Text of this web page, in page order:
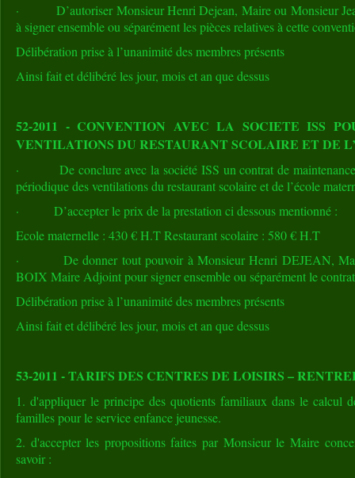
· D’autoriser Monsieur Henri Dejean, Maire ou Monsieur
à signer ensemble ou séparément les pièces relatives à cette
Délibération prise à l’unanimité des membres présents
Ainsi fait et délibéré les jour, mois et an que dessus
52-2011 - CONVENTION AVEC LA SOCIETE ISS
VENTILATIONS DU RESTAURANT SCOLAIRE ET DE
· De conclure avec la société ISS un contrat de maintenance
périodique des ventilations du restaurant scolaire et de l’école
· D’accepter le prix de la prestation ci dessous mentionné :
Ecole maternelle : 430 € H.T Restaurant scolaire : 580 € H.T
· De donner tout pouvoir à Monsieur Henri DEJEAN,
BOIX Maire Adjoint pour signer ensemble ou séparément le
Délibération prise à l’unanimité des membres présents
Ainsi fait et délibéré les jour, mois et an que dessus
53-2011 - TARIFS DES CENTRES DE LOISIRS –
1. d'appliquer le principe des quotients familiaux dans le calcul
familles pour le service enfance jeunesse.
2. d'accepter les propositions faites par Monsieur le Maire
savoir :